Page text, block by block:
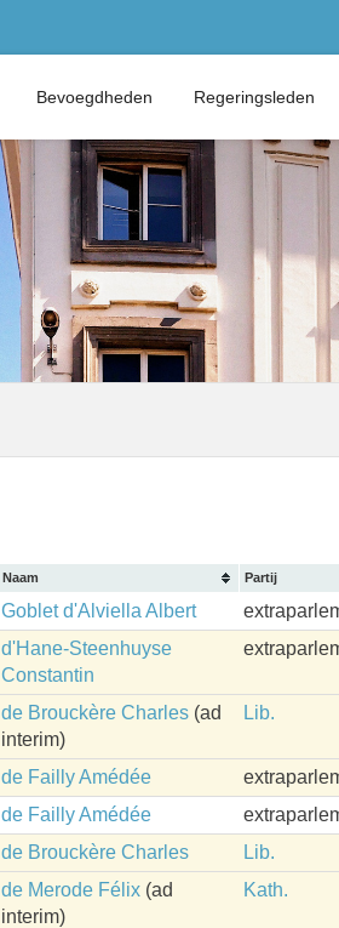
Bevoegdheden Regeringsleden
Naam Partij
Goblet d'Alviella Albert
d'Hane-Steenhuyse
Constantin
de Brouckère Charles (ad
interim)
Lib.
de Failly Amédée
de Failly Amédée
de Brouckère Charles Lib.
de Merode Félix (ad
interim)
Kath.